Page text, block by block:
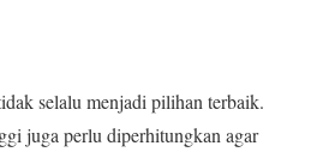
selalu menjadi pilihan terbaik.
juga perlu diperhitungkan agar